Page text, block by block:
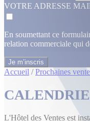
VOTRE ADRESSE
En soumettant ce
relation commerciale qui
Accueil / Prochaines
L'Hôtel des Ventes est